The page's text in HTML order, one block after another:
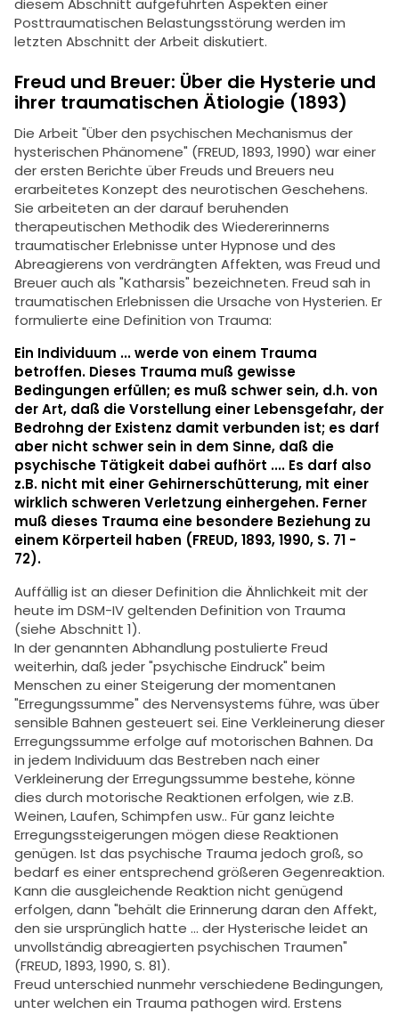
diesem Abschnitt aufgeführten Aspekten einer
Posttraumatischen Belastungsstörung werden im
letzten Abschnitt der Arbeit diskutiert.
Freud und Breuer: Über die Hysterie und
ihrer traumatischen Ätiologie (1893)
Die Arbeit "Über den psychischen Mechanismus der
hysterischen Phänomene" (FREUD, 1893, 1990) war einer
der ersten Berichte über Freuds und Breuers neu
erarbeitetes Konzept des neurotischen Geschehens.
Sie arbeiteten an der darauf beruhenden
therapeutischen Methodik des Wiedererinnerns
traumatischer Erlebnisse unter Hypnose und des
Abreagierens von verdrängten Affekten, was Freud und
Breuer auch als "Katharsis" bezeichneten. Freud sah in
traumatischen Erlebnissen die Ursache von Hysterien. Er
formulierte eine Definition von Trauma:
Ein Individuum ... werde von einem Trauma
betroffen. Dieses Trauma muß gewisse
Bedingungen erfüllen; es muß schwer sein, d.h. von
der Art, daß die Vorstellung einer Lebensgefahr, der
Bedrohng der Existenz damit verbunden ist; es darf
aber nicht schwer sein in dem Sinne, daß die
psychische Tätigkeit dabei aufhört .... Es darf also
z.B. nicht mit einer Gehirnerschütterung, mit einer
wirklich schweren Verletzung einhergehen. Ferner
muß dieses Trauma eine besondere Beziehung zu
einem Körperteil haben (FREUD, 1893, 1990, S. 71 -
72).
Auffällig ist an dieser Definition die Ähnlichkeit mit der
heute im DSM-IV geltenden Definition von Trauma
(siehe Abschnitt 1).
In der genannten Abhandlung postulierte Freud
weiterhin, daß jeder "psychische Eindruck" beim
Menschen zu einer Steigerung der momentanen
"Erregungssumme" des Nervensystems führe, was über
sensible Bahnen gesteuert sei. Eine Verkleinerung dieser
Erregungssumme erfolge auf motorischen Bahnen. Da
in jedem Individuum das Bestreben nach einer
Verkleinerung der Erregungssumme bestehe, könne
dies durch motorische Reaktionen erfolgen, wie z.B.
Weinen, Laufen, Schimpfen usw.. Für ganz leichte
Erregungssteigerungen mögen diese Reaktionen
genügen. Ist das psychische Trauma jedoch groß, so
bedarf es einer entsprechend größeren Gegenreaktion.
Kann die ausgleichende Reaktion nicht genügend
erfolgen, dann "behält die Erinnerung daran den Affekt,
den sie ursprünglich hatte ... der Hysterische leidet an
unvollständig abreagierten psychischen Traumen"
(FREUD, 1893, 1990, S. 81).
Freud unterschied nunmehr verschiedene Bedingungen,
unter welchen ein Trauma pathogen wird. Erstens